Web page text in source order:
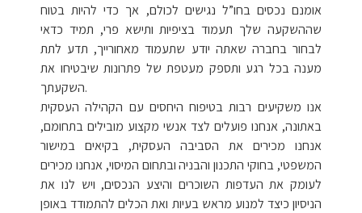
אומנם נכסים בחו”ל נגישים לכולם, אך כדי להיות בטוח
שההשקעה שלך תעמוד בציפיות ותישא פרי, תמיד כדאי
לבחור בחברה שאתה יודע שתעמוד מאחורייך, תדע לתת
מענה בכל רגע ותספק מעטפת של פתרונות שיבטיחו את
השקעתך.
אנו משקיעים רבות בטיפוח היחסים עם הקהילה העסקית
באתונה, אנחנו פועלים לצד אנשי מקצוע מובילים בתחומם,
אנחנו מכירים את הסביבה העסקית, בקיאים במישור
המשפטי, בחוקי התכנון והבניה ובתחום המיסוי, אנחנו מכירים
לעומק את העדפות השוכרים והיצע הנכסים, ויש לנו את
הניסיון כיצד למנוע מראש בעיות ואת הכלים להתמודד באופן